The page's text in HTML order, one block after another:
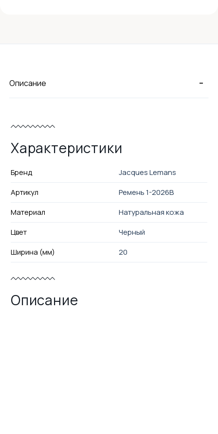
-
Описание
Характеристики
Бренд
Jacques Lemans
Артикул
Ремень 1-2026B
Материал
Натуральная кожа
Цвет
Черный
Ширина (мм)
20
Описание